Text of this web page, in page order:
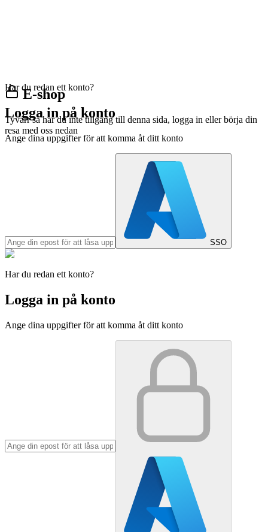
E-shop
Tyvärr så har du inte tillgång till denna sida, logga in eller börja din
resa med oss nedan
Har du redan ett konto?
Logga in på konto
Ange dina uppgifter för att komma åt ditt konto
SSO
Har du redan ett konto?
Logga in på konto
Ange dina uppgifter för att komma åt ditt konto